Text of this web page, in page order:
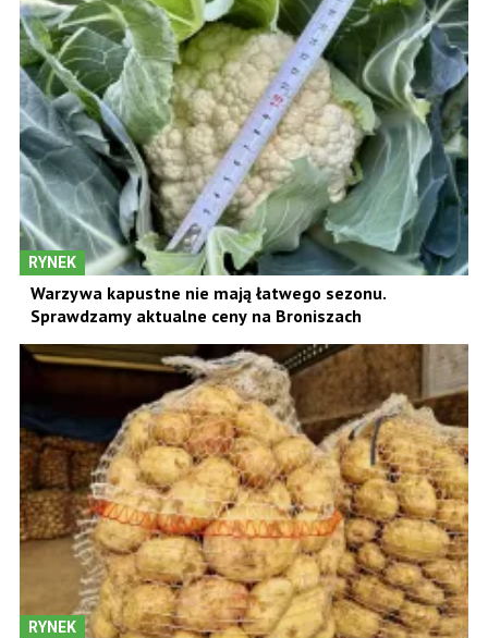
RYNEK
Warzywa kapustne nie mają łatwego sezonu.
Sprawdzamy aktualne ceny na Broniszach
RYNEK